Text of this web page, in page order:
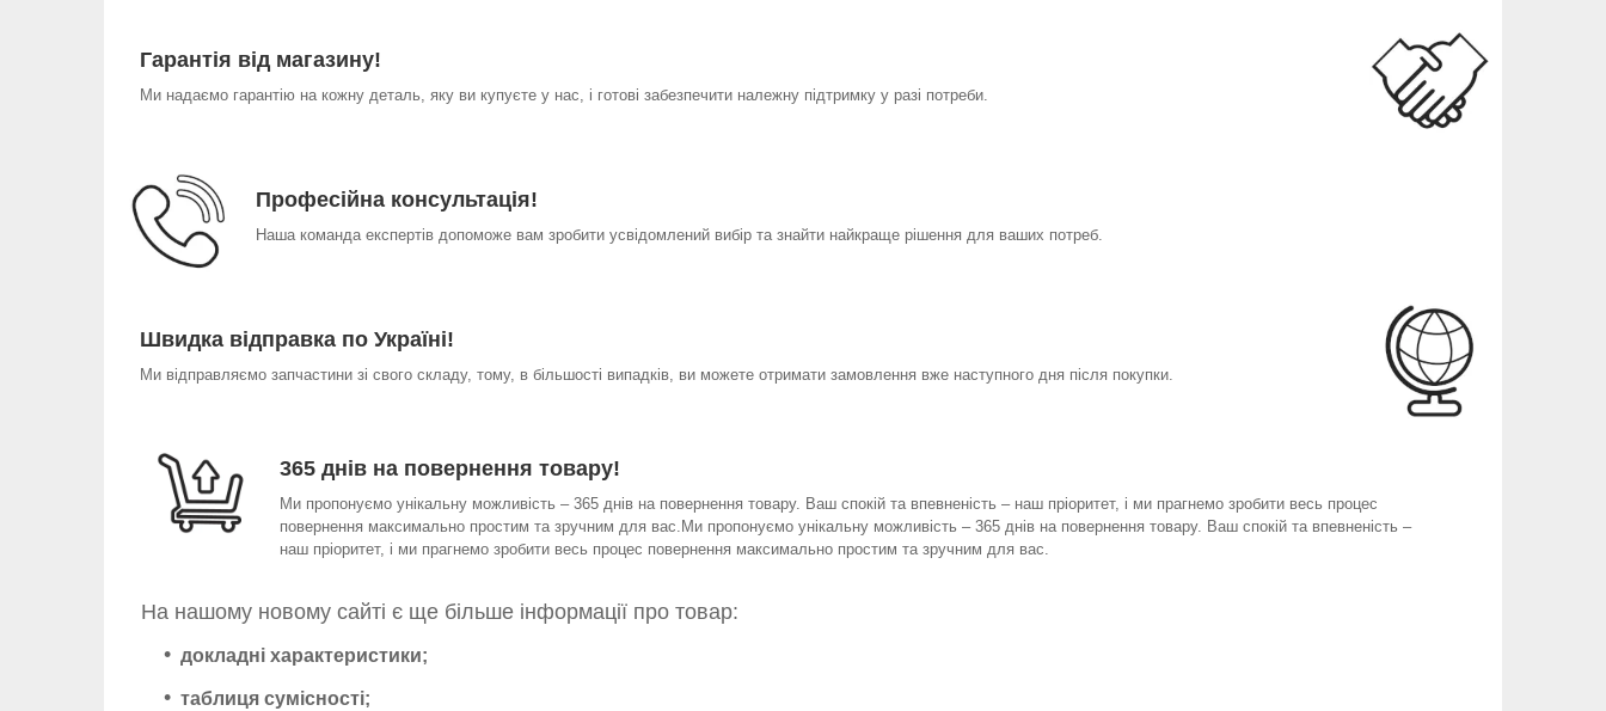
Гарантія від магазину!
Ми надаємо гарантію на кожну деталь, яку ви купуєте у нас, і готові забезпечити належну підтримку у разі потреби.
Професійна консультація!
Наша команда експертів допоможе вам зробити усвідомлений вибір та знайти найкраще рішення для ваших потреб.
Швидка відправка по Україні!
Ми відправляємо запчастини зі свого складу, тому, в більшості випадків, ви можете отримати замовлення вже наступного дня після покупки.
365 днів на повернення товару!
Ми пропонуємо унікальну можливість – 365 днів на повернення товару. Ваш спокій та впевненість – наш пріоритет, і ми прагнемо зробити весь процес
повернення максимально простим та зручним для вас.Ми пропонуємо унікальну можливість – 365 днів на повернення товару. Ваш спокій та впевненість –
наш пріоритет, і ми прагнемо зробити весь процес повернення максимально простим та зручним для вас.
На нашому новому сайті є ще більше інформації про товар:
докладні характеристики;
таблиця сумісності;